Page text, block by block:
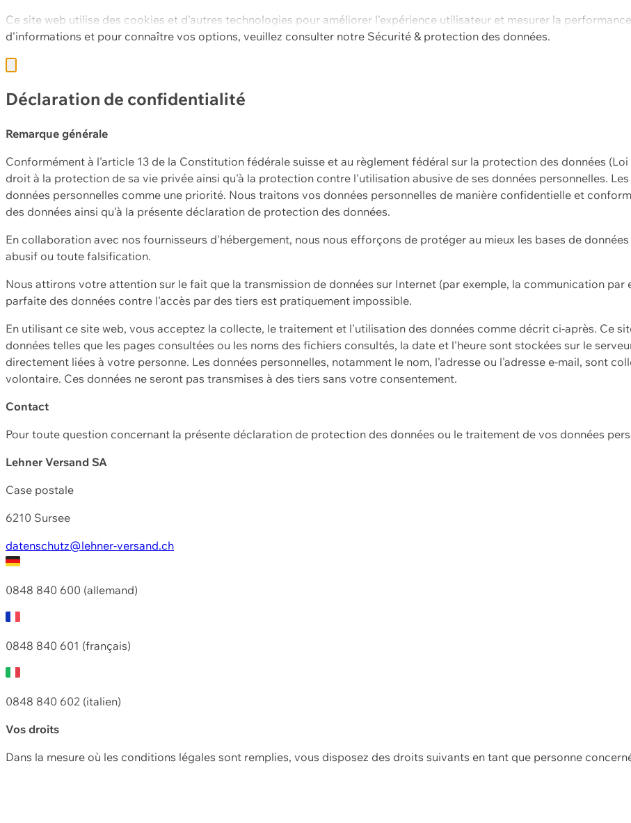
Ce site web utilise des cookies et d'autres technologies pour améliorer l'expérience utilisateur et mesurer la
d'informations et pour connaître vos options, veuillez consulter notre Sécurité & protection des données.
Déclaration de confidentialité
Remarque générale
Conformément à l'article 13 de la Constitution fédérale suisse et au règlement fédéral sur la protection des données
droit à la protection de sa vie privée ainsi qu'à la protection contre l'utilisation abusive de ses données personnelles.
données personnelles comme une priorité. Nous traitons vos données personnelles de manière confidentielle et
des données ainsi qu'à la présente déclaration de protection des données.
En collaboration avec nos fournisseurs d'hébergement, nous nous efforçons de protéger au mieux les bases de
abusif ou toute falsification.
Nous attirons votre attention sur le fait que la transmission de données sur Internet (par exemple, la communication
parfaite des données contre l'accès par des tiers est pratiquement impossible.
En utilisant ce site web, vous acceptez la collecte, le traitement et l'utilisation des données comme décrit ci-après. Ce
données telles que les pages consultées ou les noms des fichiers consultés, la date et l'heure sont stockées sur le
directement liées à votre personne. Les données personnelles, notamment le nom, l'adresse ou l'adresse e-mail, sont
volontaire. Ces données ne seront pas transmises à des tiers sans votre consentement.
Contact
Pour toute question concernant la présente déclaration de protection des données ou le traitement de vos données
Lehner Versand SA
Case postale
6210 Sursee
datenschutz@lehner-versand.ch
0848 840 600 (allemand)
0848 840 601 (français)
0848 840 602 (italien)
Vos droits
Dans la mesure où les conditions légales sont remplies, vous disposez des droits suivants en tant que personne